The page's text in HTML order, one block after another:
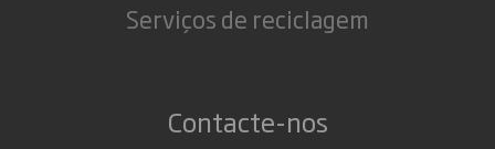
Serviços de reciclagem
Contacte-nos